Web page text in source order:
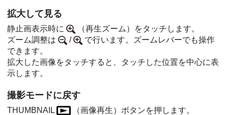
拡大して見る
静止画表示時に
（再生ズーム）をタッチします。
ズーム調整は
/
で行います。ズームレバーでも操作
できます。
拡大した画像をタッチすると、タッチした位置を中心に表
示します。
撮影モードに戻す
THUMBNAIL （画像再生）ボタンを押します。